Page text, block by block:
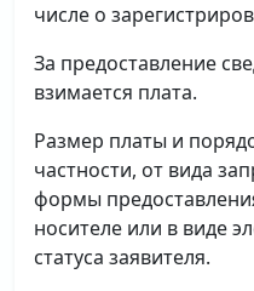
числе о
За предоставление
взимается плата.
Размер платы и
частности, от вида
формы
носителе или в виде
статуса заявителя.